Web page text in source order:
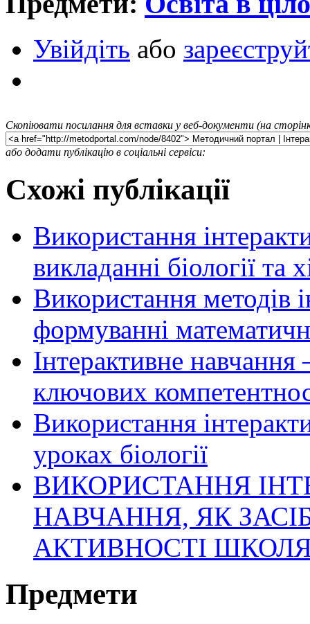
Увійдіть або
Скопіювати посилання для вставки у веб-документи (на
або додати публікацію в соціальні сервіси:
Схожі публікації
Використання
викладанні біології та
Використання методів
формуванні
Інтерактивне
ключових
Використання
уроках біології
ВИКОРИСТАННЯ
НАВЧАННЯ, ЯК
АКТИВНОСТІ
Предмети